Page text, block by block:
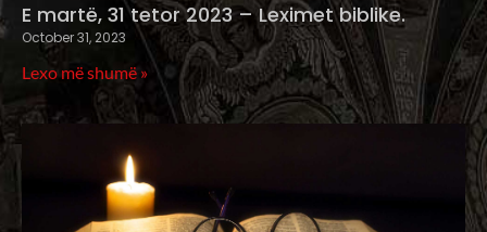
E martë, 31 tetor 2023 – Leximet biblike.
October 31, 2023
Lexo më shumë »